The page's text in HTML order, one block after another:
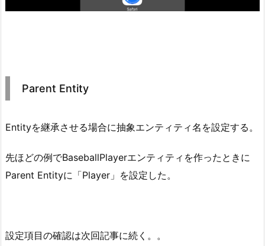
Parent Entity
Entityを継承させる場合に抽象エンティティ名を設定する。
先ほどの例でBaseballPlayerエンティティを作ったときに
Parent Entityに「Player」を設定した。
設定項目の確認は次回記事に続く。。